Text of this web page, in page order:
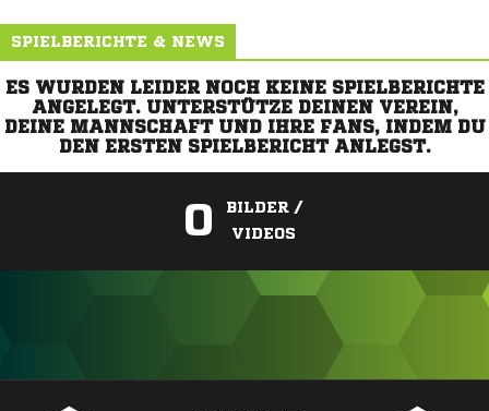
SPIELBERICHTE & NEWS
ES WURDEN LEIDER NOCH KEINE SPIELBERICHTE
ANGELEGT. UNTERSTÜTZE DEINEN VEREIN,
DEINE MANNSCHAFT UND IHRE FANS, INDEM DU
DEN ERSTEN SPIELBERICHT ANLEGST.
0
BILDER /
VIDEOS